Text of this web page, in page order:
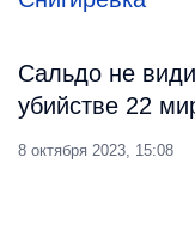
Сальдо не
убийстве 22
8 октября 2023, 15:08